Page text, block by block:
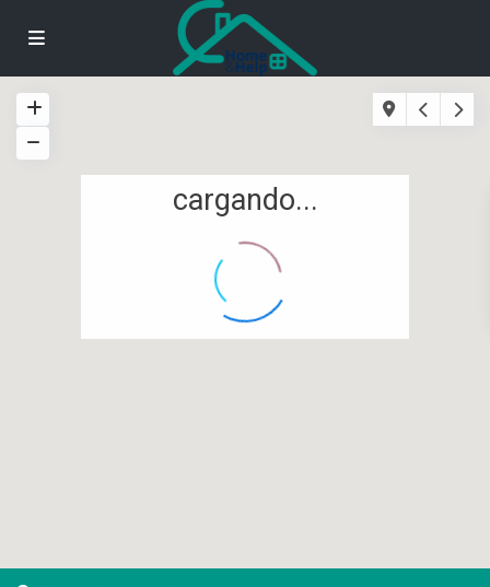
cargando...